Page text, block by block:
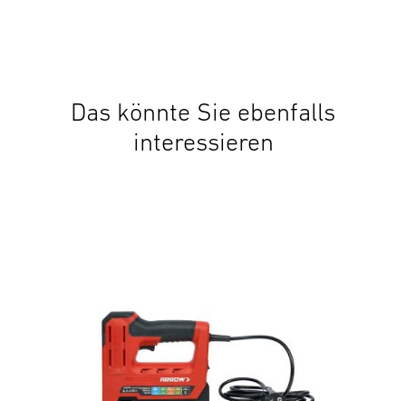
Das könnte Sie ebenfalls
interessieren